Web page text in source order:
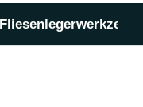
Fliesenlegerwerkzeuge